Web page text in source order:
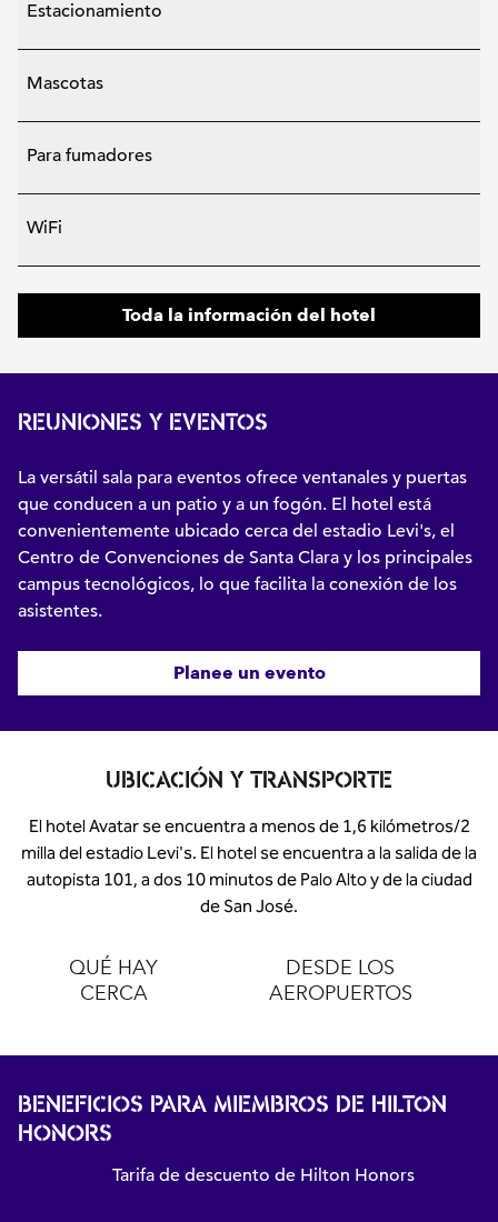
Estacionamiento
Mascotas
Para fumadores
WiFi
Toda la información del hotel
REUNIONES Y EVENTOS
La versátil sala para eventos ofrece ventanales y puertas
que conducen a un patio y a un fogón. El hotel está
convenientemente ubicado cerca del estadio Levi's, el
Centro de Convenciones de Santa Clara y los principales
campus tecnológicos, lo que facilita la conexión de los
asistentes.
Planee un evento
UBICACIÓN Y TRANSPORTE
El hotel Avatar se encuentra a menos de 1,6 kilómetros/2
milla del estadio Levi's. El hotel se encuentra a la salida de la
autopista 101, a dos 10 minutos de Palo Alto y de la ciudad
de San José.
QUÉ HAY
CERCA
DESDE LOS
AEROPUERTOS
BENEFICIOS PARA MIEMBROS DE HILTON
HONORS
Tarifa de descuento de Hilton Honors